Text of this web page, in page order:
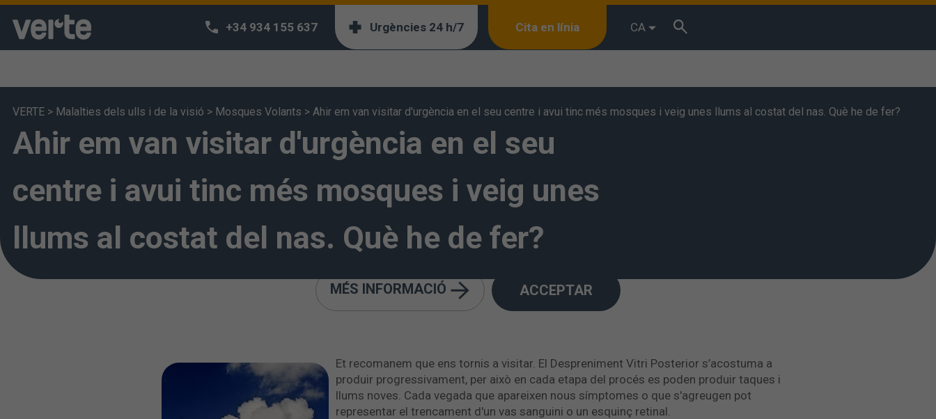
+34 934 155 637 Urgències 24 h/7 Cita en línia CA
VERTE > Malalties dels ulls i de la visió > Mosques Volants > Ahir em van visitar d'urgència en el seu centre i avui tinc més mosques i veig unes llums al costat del nas. Què he de fer?
Ahir em van visitar d'urgència en el seu
centre i avui tinc més mosques i veig unes
llums al costat del nas. Què he de fer?
Et recomanem que ens tornis a visitar. El Despreniment Vitri Posterior s’acostuma a
produir progressivament, per això en cada etapa del procés es poden produir taques i
llums noves. Cada vegada que apareixen nous símptomes o que s'agreugen pot
representar el trencament d'un vas sanguini o un esquinç retinal.
Respectem la seva privacitat!
Utilitzem cookies pròpies i analítiques de tercers per analitzar els seus hàbits de
navegació i poder oferir els nostres continguts en funció dels seus interessos. Podeu
accedir a la nostra
Política de Cookiesper a més informació. Si premeu “Acceptar”
s'entén que ha estat informat i accepta la instal·lació i ús de les cookies. També podeu
configurar-les o rebutjar-ne l'ús fent clic a “Més informació”.
MÉS INFORMACIÓ ACCEPTAR